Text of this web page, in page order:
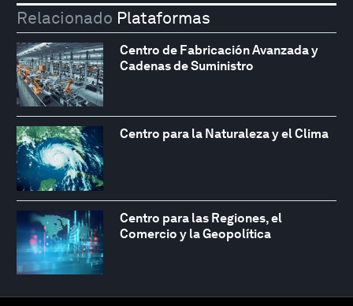
Relacionado Plataformas
Centro de Fabricación Avanzada y
Cadenas de Suministro
Centro para la Naturaleza y el Clima
Centro para las Regiones, el
Comercio y la Geopolítica